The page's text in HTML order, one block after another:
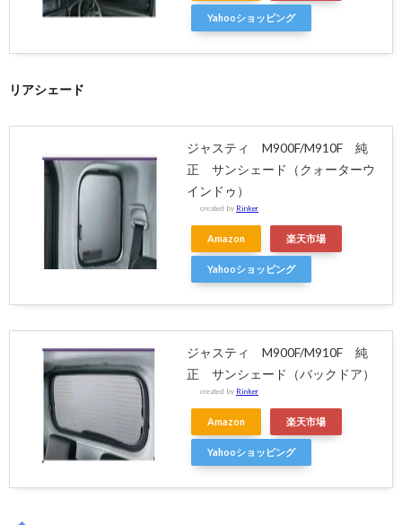
Yahooショッピング
リアシェード
ジャスティ M900F/M910F 純
正 サンシェード（クォーターウ
インドゥ）
created by Rinker
Amazon 楽天市場
Yahooショッピング
ジャスティ M900F/M910F 純
正 サンシェード（バックドア）
created by Rinker
Amazon 楽天市場
Yahooショッピング